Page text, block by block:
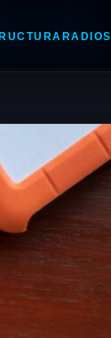
Blogs
RADIOS